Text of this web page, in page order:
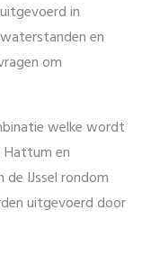
in
en
om
welke wordt
Hattum en
IJssel rondom
uitgevoerd door